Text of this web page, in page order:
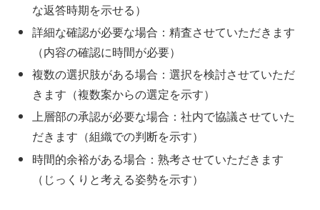
な返答時期を示せる）
詳細な確認が必要な場合：精査させていただきます
（内容の確認に時間が必要）
複数の選択肢がある場合：選択を検討させていただ
きます（複数案からの選定を示す）
上層部の承認が必要な場合：社内で協議させていた
だきます（組織での判断を示す）
時間的余裕がある場合：熟考させていただきます
（じっくりと考える姿勢を示す）